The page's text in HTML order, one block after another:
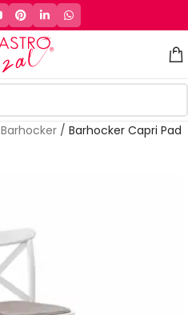
Barhocker / Barhocker Capri Pad